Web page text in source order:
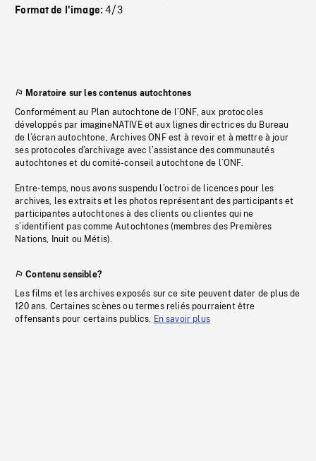
Format de l'image:4/3
Moratoire sur les contenus autochtones
Conformément au Plan autochtone de l’ONF, aux protocoles
développés par imagineNATIVE et aux lignes directrices du Bureau
de l’écran autochtone, Archives ONF est à revoir et à mettre à jour
ses protocoles d’archivage avec l’assistance des communautés
autochtones et du comité-conseil autochtone de l’ONF.
Entre-temps, nous avons suspendu l’octroi de licences pour les
archives, les extraits et les photos représentant des participants et
participantes autochtones à des clients ou clientes qui ne
s’identifient pas comme Autochtones (membres des Premières
Nations, Inuit ou Métis).
Contenu sensible?
Les films et les archives exposés sur ce site peuvent dater de plus de
120 ans. Certaines scènes ou termes reliés pourraient être
offensants pour certains publics. En savoir plus